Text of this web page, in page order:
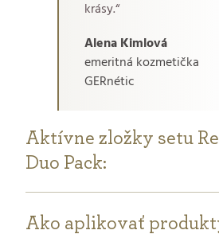
krásy.“
Alena Kimlová
emeritná kozmetička
GERnétic
Aktívne zložky setu
Duo Pack:
Ako aplikovať